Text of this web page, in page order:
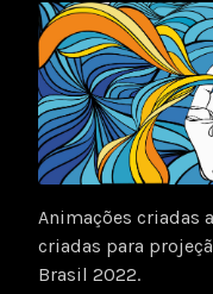
Animações criadas
criadas para
Brasil 2022.